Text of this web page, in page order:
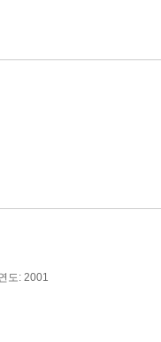
도: 2001